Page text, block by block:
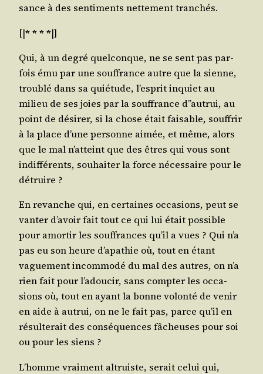
sance à des sen­ti­ments net­te­ment tranchés.
[|* * * *|]
Qui, à un degré quel­conque, ne se sent pas par­
fois ému par une souf­france autre que la sienne,
trou­blé dans sa quié­tude, l’es­prit inquiet au
milieu de ses joies par la souf­france d”autrui, au
point de dési­rer, si la chose était fai­sable, souf­frir
à la place d’une per­sonne aimée, et même, alors
que le mal n’at­teint que des êtres qui vous sont
indif­fé­rents, sou­hai­ter la force néces­saire pour le
détruire ?
En revanche qui, en cer­taines occa­sions, peut se
van­ter d’a­voir fait tout ce qui lui était pos­sible
pour amor­tir les souf­frances qu’il a vues ? Qui n’a
pas eu son heure d’a­pa­thie où, tout en étant
vague­ment incom­mo­dé du mal des autres, on n’a
rien fait pour l’a­dou­cir, sans comp­ter les occa­
sions où, tout en ayant la bonne volon­té de venir
en aide à autrui, on ne le fait pas, parce qu’il en
résul­te­rait des consé­quences fâcheuses pour soi
ou pour les siens ?
L’homme vrai­ment altruiste, serait celui qui,